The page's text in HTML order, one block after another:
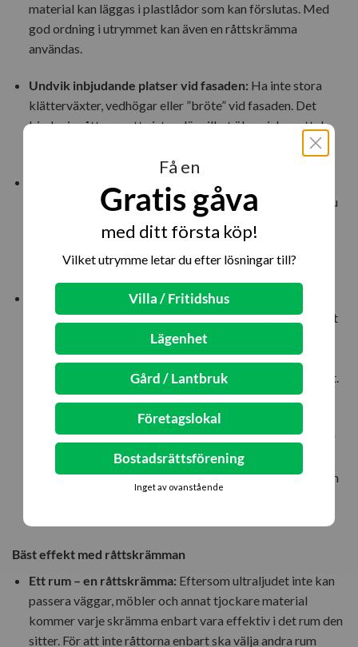
material kan läggas i plastlådor som kan förslutas. Med
god ordning i utrymmet kan även en råttskrämma
användas.
Undvik inbjudande platser vid fasaden: Ha inte stora
klätterväxter, vedhögar eller ”bröte” vid fasaden. Det
bjuder in råttorna att vistas där vilket ökar risken att de
förslutas och se till att skafferidörren hålls stängd. Vill du
mata fåglar så ha fågelbordet långt bort från bostaden.
Råttor är allätare och kan lockas fram av föda som läggs
ut till andra djur.
Kontakta hyresvärden/kommunen:
ska du alltid kontakta din hyresvärd om du ser råttor. Det
är hyresvärdens ansvar att bekämpa råttorna och
genomföra preventiva åtgärder.Bor du i bostadsrätt ska
du kontakta styrelsen så de blir medvetna om problemet.
Ibland kan de ha gratis bekämpningsprodukter till sina
medlemmar eller försäkring som innebär att ett företag
kan komma ut och bekämpa skadedjuren.Bor du i villa är
det ditt eget ansvar att bekämpa råttorna. Är problemet
kopplat till vatten- eller avloppssystemet kan kommunen
Bäst effekt med råttskrämman
Ett rum – en råttskrämma: Eftersom ultraljudet inte kan
passera väggar, möbler och annat tjockare material
kommer varje skrämma enbart vara effektiv i det rum den
sitter. För att inte råttorna enbart ska välja andra rum
Få en
Gratis gåva
med ditt första köp!
Vilket utrymme letar du efter lösningar till?
Villa / Fritidshus
Lägenhet
Gård / Lantbruk
Företagslokal
Bostadsrättsförening
Inget av ovanstående